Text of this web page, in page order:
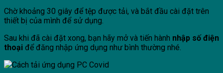
Chờ khoảng 30 giây để tệp được tải, và bắt đầu cài đặt trên
thiết bị của mình để sử dụng.
Sau khi đã cài đặt xong, bạn hãy mở và tiến hành nhập số điện
thoại để đăng nhập ứng dụng như bình thường nhé.